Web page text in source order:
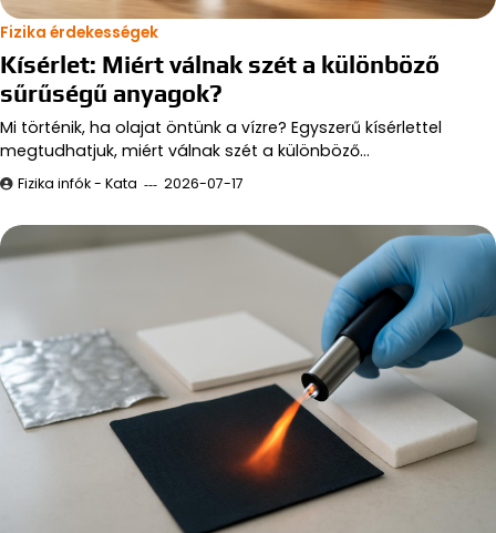
Fizika érdekességek
Kísérlet: Miért válnak szét a különböző
sűrűségű anyagok?
Mi történik, ha olajat öntünk a vízre? Egyszerű kísérlettel
megtudhatjuk, miért válnak szét a különböző…
Fizika infók - Kata 2026-07-17